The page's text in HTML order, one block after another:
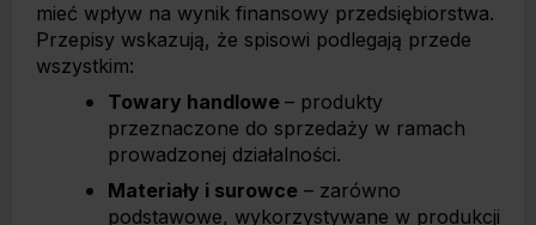
mieć wpływ na wynik finansowy przedsiębiorstwa.
Przepisy wskazują, że spisowi podlegają przede
wszystkim:
Towary handlowe – produkty
przeznaczone do sprzedaży w ramach
prowadzonej działalności.
Materiały i surowce – zarówno
podstawowe, wykorzystywane w produkcji